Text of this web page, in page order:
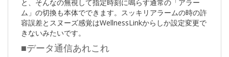
と、そんなの無視して指定時刻に鳴らす通常の「アラー
ム」の切換も本体でできます。スッキリアラームの時の許
容誤差とスヌーズ感覚はWellnessLinkからしか設定変更で
きないみたいです。
■データ通信あれこれ